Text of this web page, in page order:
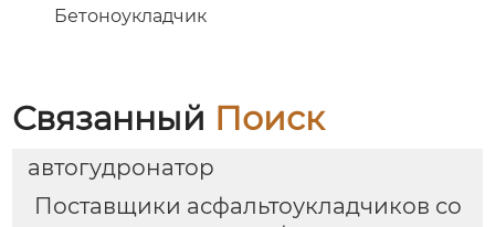
Бетоноукладчик
Связанный Поиск
автогудронатор
Поставщики асфальтоукладчиков со